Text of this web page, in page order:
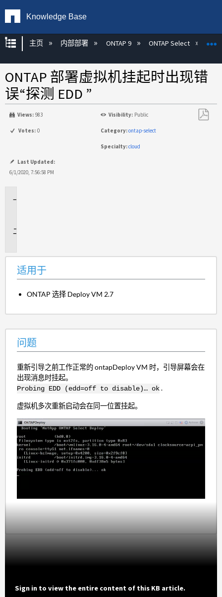
Knowledge Base
扩展/隐缩全局层次
主页 内部部署 ONTAP 9 ONTAP Select
ONTAP 部署虚拟机挂起时出现错
误“探测 EDD ”
Views: 983 Visibility: Public
Votes: 0 Category:ontap-select
Specialty:cloud
Last Updated:
6/1/2020, 7:56:58 PM
适用于
ONTAP 选择 Deploy VM 2.7
问题
重新引导之前工作正常的 ontapDeploy VM 时，引导屏幕会在
出现消息时挂起。
Probing EDD (edd=off to disable)… ok.
虚拟机多次重新启动会在同一位置挂起。
Sign in to view the entire content of this KB article.